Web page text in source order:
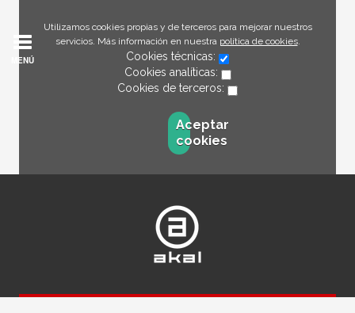
Utilizamos cookies propias y de terceros para mejorar nuestros
servicios. Más información en nuestra política de cookies.
Cookies técnicas:
Cookies analíticas:
Cookies de terceros:
Aceptar
cookies
MENÚ